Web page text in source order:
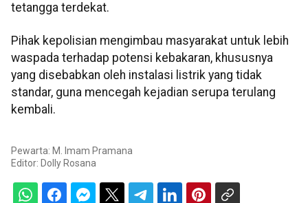
tetangga terdekat.
Pihak kepolisian mengimbau masyarakat untuk lebih
waspada terhadap potensi kebakaran, khususnya
yang disebabkan oleh instalasi listrik yang tidak
standar, guna mencegah kejadian serupa terulang
kembali.
Pewarta: M. Imam Pramana
Editor: Dolly Rosana